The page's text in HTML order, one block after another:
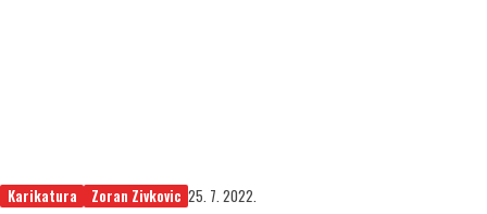
Karikatura Zoran Zivkovic 25. 7. 2022.